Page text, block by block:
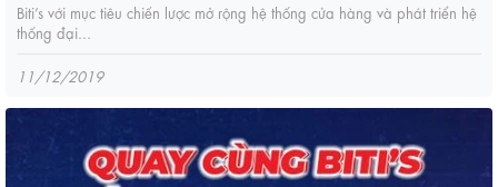
Biti’s với mục tiêu chiến lược mở rộng hệ thống cửa hàng và phát triển hệ
thống đại...
11/12/2019